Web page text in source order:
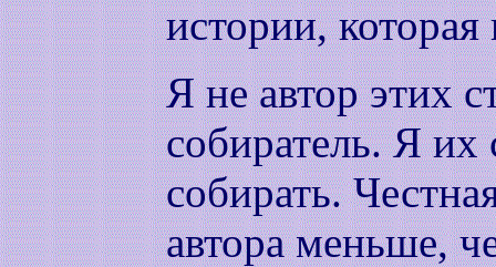
истории, которая
Я не автор этих
собиратель. Я
собирать.
автора меньше,